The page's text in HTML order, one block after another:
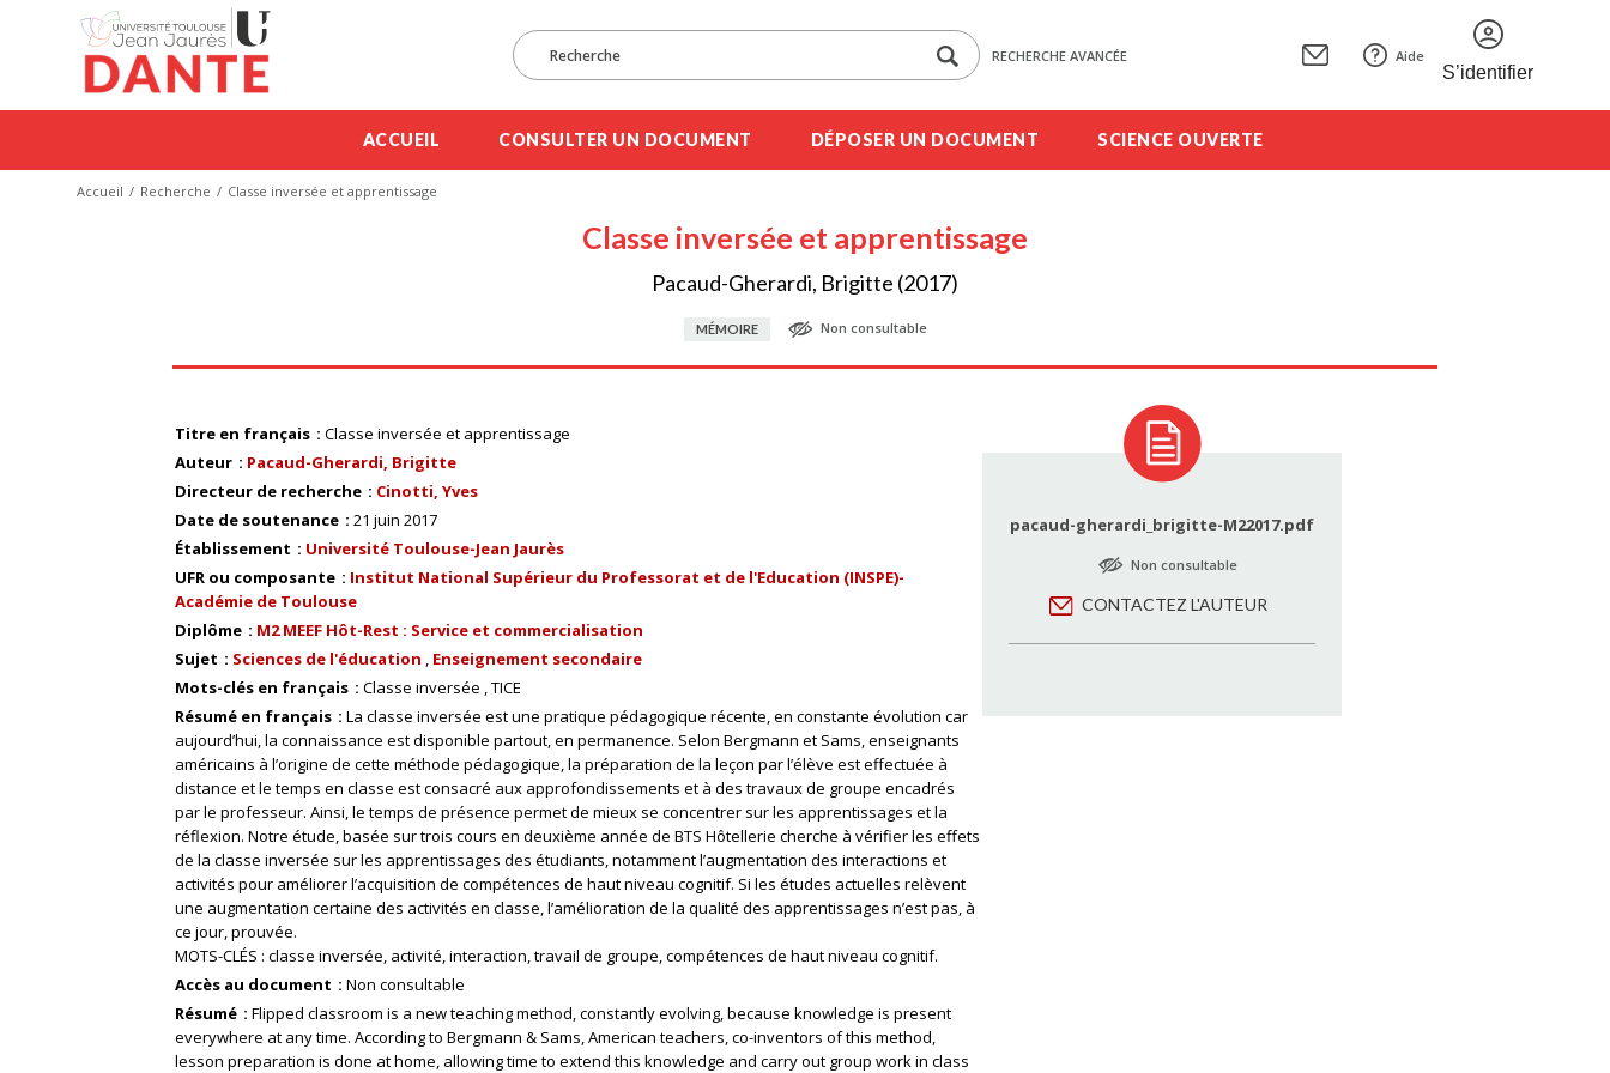
RECHERCHE AVANCÉE Aide
S’identifier
ACCUEIL CONSULTER UN DOCUMENT DÉPOSER UN DOCUMENT SCIENCE OUVERTE
Accueil Recherche Classe inversée et apprentissage
Classe inversée et apprentissage
Pacaud-Gherardi, Brigitte (2017)
MÉMOIRE Non consultable
Titre en français
Classe inversée et apprentissage
Auteur
Pacaud-Gherardi, Brigitte
Directeur de recherche
Cinotti, Yves
Date de soutenance
21 juin 2017
Établissement
Université Toulouse-Jean Jaurès
UFR ou composante
Institut National Supérieur du Professorat et de l'Education (INSPE)-
Académie de Toulouse
Diplôme
M2 MEEF Hôt-Rest : Service et commercialisation
Sujet
Sciences de l'éducation
Enseignement secondaire
Mots-clés en français
Classe inversée TICE
Résumé en français
La classe inversée est une pratique pédagogique récente, en constante évolution car
aujourd’hui, la connaissance est disponible partout, en permanence. Selon Bergmann et Sams, enseignants
américains à l’origine de cette méthode pédagogique, la préparation de la leçon par l’élève est effectuée à
distance et le temps en classe est consacré aux approfondissements et à des travaux de groupe encadrés
par le professeur. Ainsi, le temps de présence permet de mieux se concentrer sur les apprentissages et la
réflexion. Notre étude, basée sur trois cours en deuxième année de BTS Hôtellerie cherche à vérifier les effets
de la classe inversée sur les apprentissages des étudiants, notamment l’augmentation des interactions et
activités pour améliorer l’acquisition de compétences de haut niveau cognitif. Si les études actuelles relèvent
une augmentation certaine des activités en classe, l’amélioration de la qualité des apprentissages n’est pas, à
ce jour, prouvée.
MOTS-CLÉS : classe inversée, activité, interaction, travail de groupe, compétences de haut niveau cognitif.
Accès au document
Non consultable
Résumé
Flipped classroom is a new teaching method, constantly evolving, because knowledge is present
everywhere at any time. According to Bergmann & Sams, American teachers, co-inventors of this method,
lesson preparation is done at home, allowing time to extend this knowledge and carry out group work in class
pacaud-gherardi_brigitte-M22017.pdf
Non consultable
CONTACTEZ L'AUTEUR